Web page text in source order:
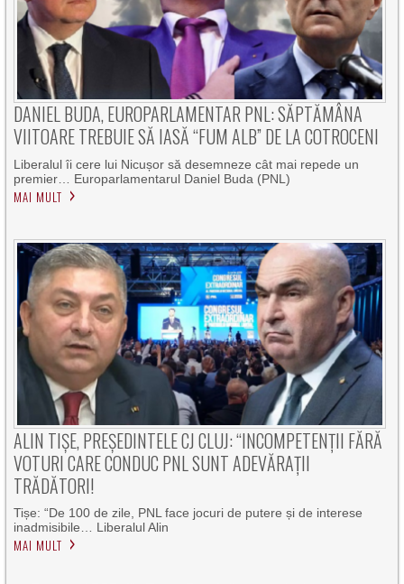
DANIEL BUDA, EUROPARLAMENTAR PNL: SĂPTĂMÂNA
VIITOARE TREBUIE SĂ IASĂ “FUM ALB” DE LA COTROCENI
Liberalul îi cere lui Nicușor să desemneze cât mai repede un
premier… Europarlamentarul Daniel Buda (PNL)
MAI MULT
ALIN TIȘE, PREȘEDINTELE CJ CLUJ: “INCOMPETENȚII FĂRĂ
VOTURI CARE CONDUC PNL SUNT ADEVĂRAȚII
TRĂDĂTORI!
Tișe: “De 100 de zile, PNL face jocuri de putere și de interese
inadmisibile… Liberalul Alin
MAI MULT